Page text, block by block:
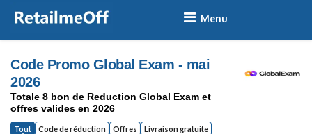
Skip
content
Code Promo Global Exam - mai
2026
Totale 8 bon de Reduction Global Exam et
offres valides en 2026
Tout Code de réduction Offres Livraison gratuite